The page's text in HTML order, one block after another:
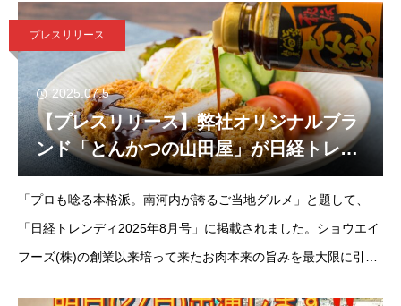
んかつの山田
プレスリリース
2025.07.5
【プレスリリース】弊社オリジナルブラ
ンド「とんかつの山田屋」が日経トレン
ディ8月号に掲載されました。
「プロも唸る本格派。南河内が誇るご当地グルメ」と題して、
「日経トレンディ2025年8月号」に掲載されました。ショウエイ
フーズ(株)の創業以来培って来たお肉本来の旨みを最大限に引き